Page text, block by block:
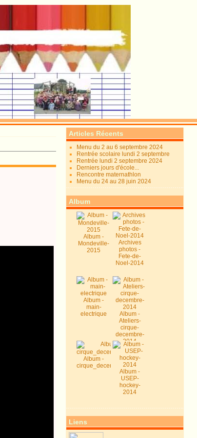
Articles Récents
Menu du 2 au 6 septembre 2024
Rentrée scolaire lundi 2 septembre
Rentrée lundi 2 septembre 2024
Derniers jours d'école...
Rencontre maternathlon
Menu du 24 au 28 juin 2024
Album
Album -
Mondeville-
2015
Archives
photos -
Fete-de-
Noel-2014
Album -
main-
electrique
Album -
Ateliers-
cirque-
decembre-
2014
Album -
cirque_decembre2014
Album -
USEP-
hockey-
2014
Liens